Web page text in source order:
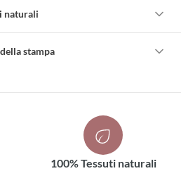
naturali
stampa
100% Tessuti naturali